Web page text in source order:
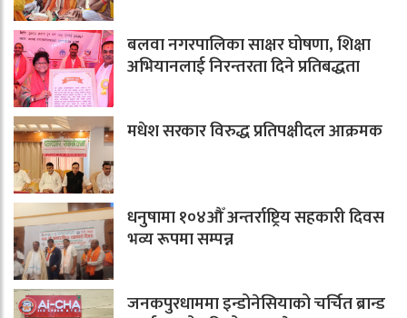
बलवा नगरपालिका साक्षर घोषणा, शिक्षा
अभियानलाई निरन्तरता दिने प्रतिबद्धता
मधेश सरकार विरुद्ध प्रतिपक्षीदल आक्रमक
धनुषामा १०४औँ अन्तर्राष्ट्रिय सहकारी दिवस
भव्य रूपमा सम्पन्न
जनकपुरधाममा इन्डोनेसियाको चर्चित ब्रान्ड